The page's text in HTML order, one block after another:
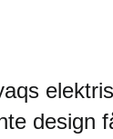
design